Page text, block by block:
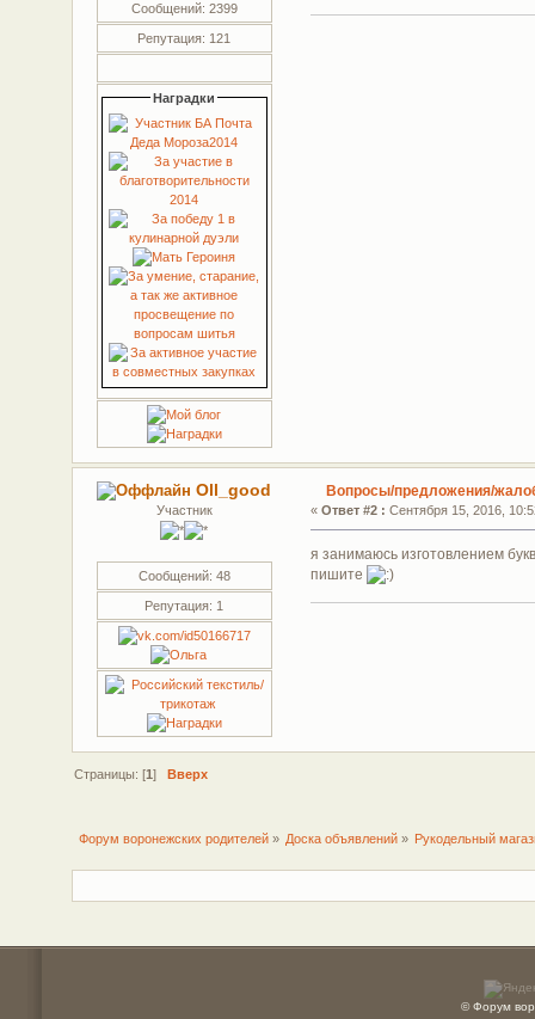
Сообщений: 2399
Репутация: 121
Наградки
Oll_good
Участник
Сообщений: 48
Репутация: 1
Вопросы/предложения/
«Ответ #2 : Сентября 15, 2016,
я занимаюсь изготовлением
пишите
Страницы: [1] Вверх
Форум воронежских родителей» Доска объявлений » Рукодельный
© Форум